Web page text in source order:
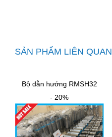
SẢN PHẨM LIÊN QUAN
Bộ dẫn hướng RMSH32
- 20%